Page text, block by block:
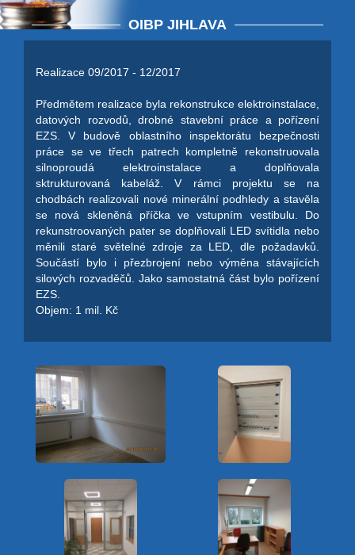
OIBP JIHLAVA
Realizace 09/2017 - 12/2017
Předmětem realizace byla rekonstrukce elektroinstalace,
datových rozvodů, drobné stavební práce a pořízení
EZS. V budově oblastního inspektorátu bezpečnosti
práce se ve třech patrech kompletně rekonstruovala
silnoproudá elektroinstalace a doplňovala
sktrukturovaná kabeláž. V rámci projektu se na
chodbách realizovali nové minerální podhledy a stavěla
se nová skleněná příčka ve vstupním vestibulu. Do
rekunstroovaných pater se doplňovali LED svítidla nebo
měnili staré světelné zdroje za LED, dle požadavků.
Součástí bylo i přezbrojení nebo výměna stávajících
silových rozvaděčů. Jako samostatná část bylo pořízení
EZS.
Objem: 1 mil. Kč